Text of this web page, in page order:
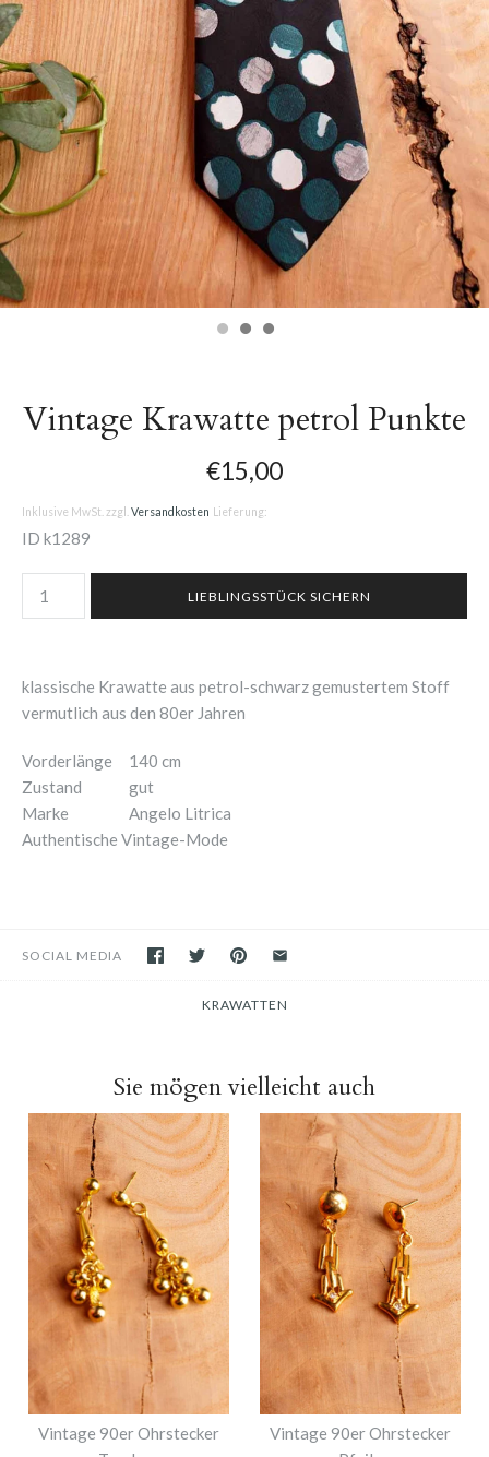
Vintage Krawatte petrol Punkte
€15,00
Inklusive MwSt. zzgl. Versandkosten Lieferung:
ID k1289
klassische Krawatte aus petrol-schwarz gemustertem Stoff
vermutlich aus den 80er Jahren
Vorderlänge
Zustand
Marke
140 cm
gut
Angelo Litrica
Authentische Vintage-Mode
SOCIAL MEDIA
KRAWATTEN
Sie mögen vielleicht auch
Vintage 90er Ohrstecker
Vintage 90er Ohrstecker